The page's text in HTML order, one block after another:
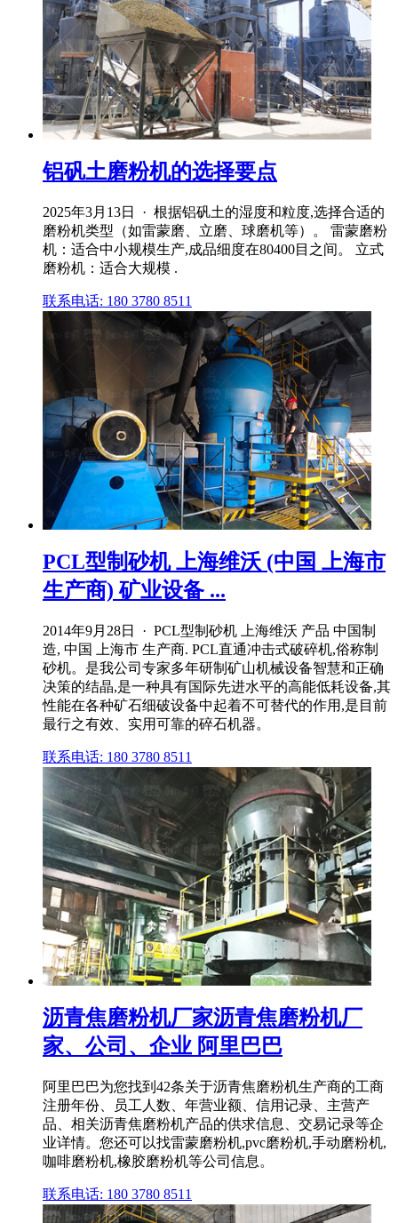
铝矾土磨粉机的选择要点
2025年3月13日 · 根据铝矾土的湿度和粒度,选择合适的
磨粉机类型（如雷蒙磨、立磨、球磨机等）。 雷蒙磨粉
机：适合中小规模生产,成品细度在80400目之间。 立式
磨粉机：适合大规模 .
联系电话: 180 3780 8511
PCL型制砂机 上海维沃 (中国 上海市
生产商) 矿业设备 ...
2014年9月28日 · PCL型制砂机 上海维沃 产品 中国制
造, 中国 上海市 生产商. PCL直通冲击式破碎机,俗称制
砂机。是我公司专家多年研制矿山机械设备智慧和正确
决策的结晶,是一种具有国际先进水平的高能低耗设备,其
性能在各种矿石细破设备中起着不可替代的作用,是目前
最行之有效、实用可靠的碎石机器。
联系电话: 180 3780 8511
沥青焦磨粉机厂家沥青焦磨粉机厂
家、公司、企业 阿里巴巴
阿里巴巴为您找到42条关于沥青焦磨粉机生产商的工商
注册年份、员工人数、年营业额、信用记录、主营产
品、相关沥青焦磨粉机产品的供求信息、交易记录等企
业详情。您还可以找雷蒙磨粉机,pvc磨粉机,手动磨粉机,
咖啡磨粉机,橡胶磨粉机等公司信息。
联系电话: 180 3780 8511